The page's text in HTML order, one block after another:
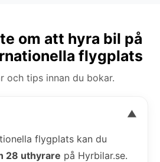
om att hyra bil på
flygplats
och tips innan du bokar.
▼
flygplats kan du
28 uthyrare på Hyrbilar.se.